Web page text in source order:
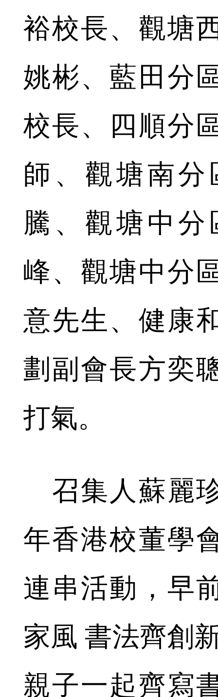
裕校長、觀塘
姚彬、藍田分
校長、四順分
師、觀塘南
騰、觀塘中
峰、觀塘中分
意先生、健康
劃副會長方奕
打氣。
召集人蘇麗
年香港校董學
連串活動，早
家風 書法齊創
親子一起齊寫